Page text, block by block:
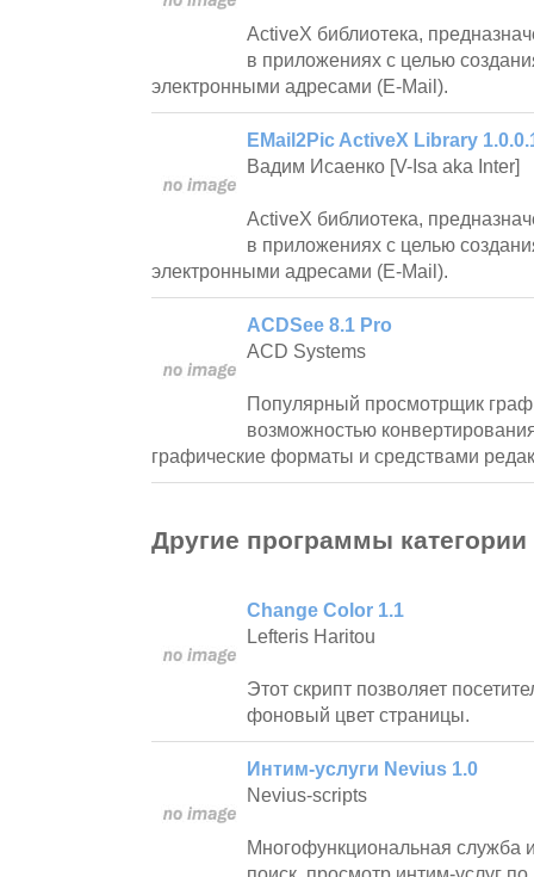
ActiveX библиотека,
в приложениях с целью
электронными адресами (E-Mail).
EMail2Pic ActiveX Library
Вадим Исаенко [V-Isa aka Inter]
ActiveX библиотека,
в приложениях с целью
электронными адресами (E-Mail).
ACDSee 8.1 Pro
ACD Systems
Популярный просмотрщик
возможностью
графические форматы и средствами
Другие программы категории
Change Color 1.1
Lefteris Haritou
Этот скрипт позволяет
фоновый цвет страницы.
Интим-услуги Nevius 1.0
Nevius-scripts
Многофункциональная служба